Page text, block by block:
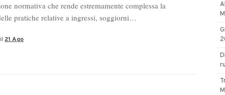
normativa che rende estremamente complessa la
pratiche relative a ingressi, soggiorni…
21 Ago